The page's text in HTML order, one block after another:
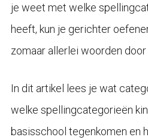
je weet met welke
heeft, kun je gerichter
zomaar allerlei woorden door
In dit artikel lees je wat
welke spellingcategorieën
basisschool tegenkomen en